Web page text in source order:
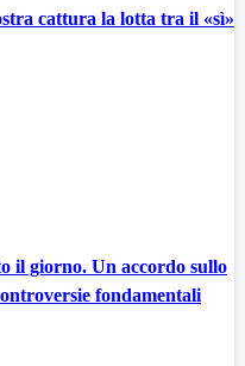
cattura la lotta tra il «sì»
il giorno. Un accordo sullo
fondamentali